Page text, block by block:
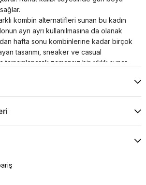
kombin alternatifleri sunan bu kadın
ayrı ayrı kullanılmasına da olanak
hafta sonu kombinlerine kadar birçok
tasarımı, sneaker ve casual
zamansız bir şıklık sunar.
%20 Pamuk %50 Akrilik